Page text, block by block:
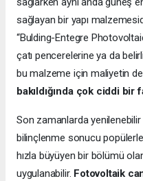
sağlayan bir yapı
“Bulding-Entegre
çatı pencerelerine ya da
bu malzeme için maliyetin de
bakıldığında çok ciddi bir
Son zamanlarda yenilenebilir
bilinçlenme sonucu
hızla büyüyen bir bölümü
uygulanabilir. Fotovoltaik